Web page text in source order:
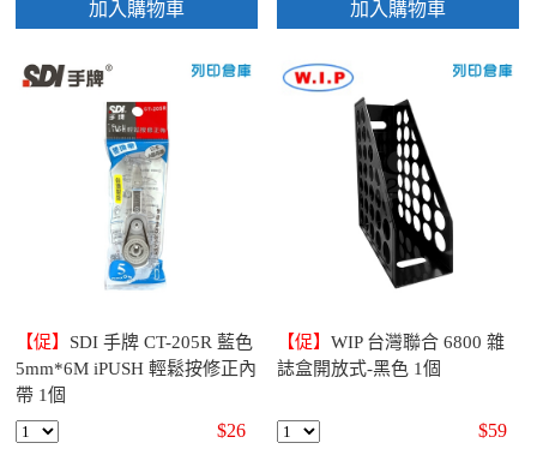
加入購物車 加入購物車
【促】 SDI 手牌 CT-205R 藍色
5mm*6M iPUSH 輕鬆按修正內
帶 1個
$26
【促】WIP 台灣聯合 6800 雜
誌盒開放式-黑色 1個
$59